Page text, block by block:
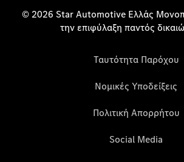
© 2026 Star Automotive Ελλάς
την επιφύλαξη παντός
Ταυτότητα Παρόχου
Νομικές Υποδείξεις
Πολιτική Απορρήτου
Social Media